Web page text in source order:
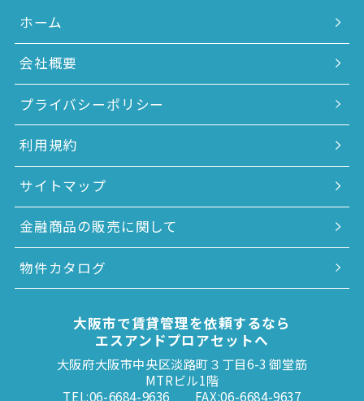
ホーム
会社概要
プライバシーポリシー
利用規約
サイトマップ
金融商品の販売に関して
物件カタログ
大阪市で賃貸管理を依頼するなら
エスアンドプロアセットへ
大阪府大阪市中央区淡路町３丁目6-3 御堂筋
MTRビル1階
TEL:06-6684-9636
FAX:06-6684-9637